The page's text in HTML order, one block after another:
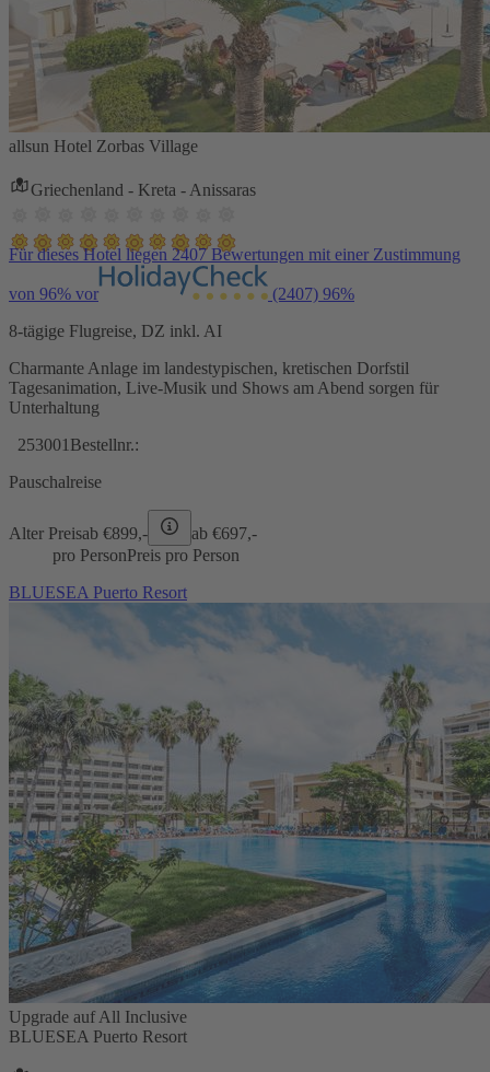
allsun Hotel Zorbas Village
Griechenland - Kreta - Anissaras
Für dieses Hotel liegen 2407 Bewertungen mit einer Zustimmung
von 96% vor (2407) 96%
8-tägige Flugreise, DZ inkl. AI
Charmante Anlage im landestypischen, kretischen Dorfstil
Tagesanimation, Live-Musik und Shows am Abend sorgen für
Unterhaltung
253001 Bestellnr.:
Pauschalreise
Alter Preisab €899,- ab €697,-
pro PersonPreis pro Person
BLUESEA Puerto Resort
Upgrade auf All Inclusive
BLUESEA Puerto Resort